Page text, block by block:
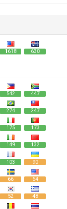
1618 630
542 447
274 247
175 173
149 132
103 90
66 64
52 48